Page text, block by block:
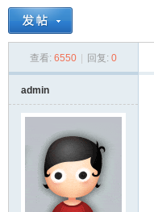
› ›
查看: 6550 回复: 0
admin